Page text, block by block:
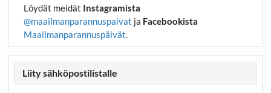
Löydät meidät Instagramista
@maailmanparannuspaivat ja Facebookista
Maailmanparannuspäivät.
Liity sähköpostilistalle